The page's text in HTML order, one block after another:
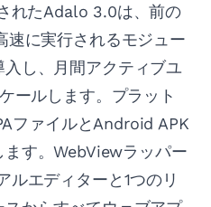
れたAdalo 3.0は、前の
速に実行されるモジュー
し、月間アクティブユ
ールします。プラット
ファイルとAndroid APK
す。WebViewラッパー
ルエディターと1つのリ